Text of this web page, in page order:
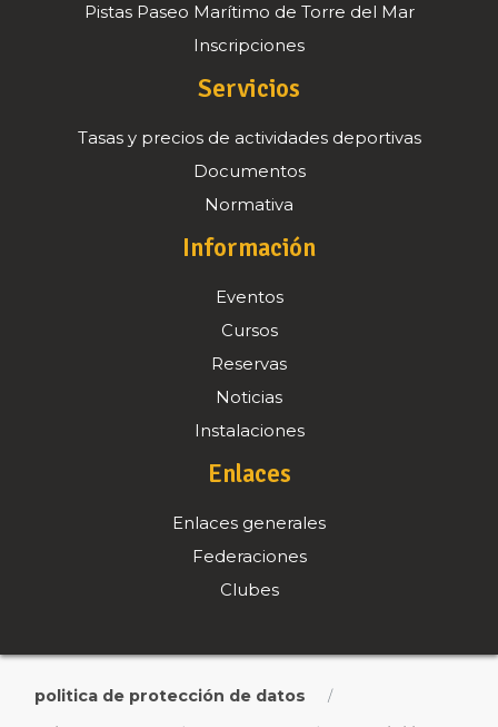
Pistas Paseo Marítimo de Torre del Mar
Inscripciones
Servicios
Tasas y precios de actividades deportivas
Documentos
Normativa
Información
Eventos
Cursos
Reservas
Noticias
Instalaciones
Enlaces
Enlaces generales
Federaciones
Clubes
politica de protección de datos /